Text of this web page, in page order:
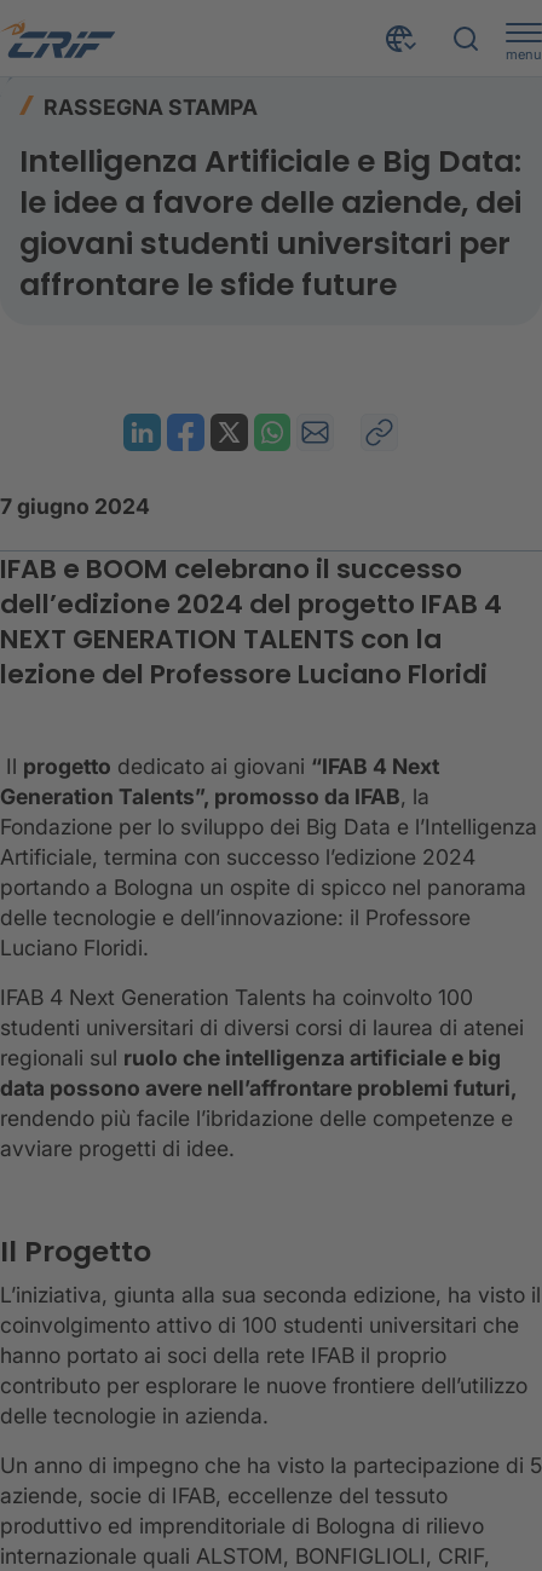
menu
RASSEGNA STAMPA
Intelligenza Artificiale e Big Data:
le idee a favore delle aziende, dei
giovani studenti universitari per
affrontare le sfide future
7 giugno 2024
IFAB e BOOM celebrano il successo
dell’edizione 2024 del progetto IFAB 4
NEXT GENERATION TALENTS con la
lezione del Professore Luciano Floridi
Il progetto dedicato ai giovani “IFAB 4 Next
Generation Talents”, promosso da IFAB, la
Fondazione per lo sviluppo dei Big Data e l’Intelligenza
Artificiale, termina con successo l’edizione 2024
portando a Bologna un ospite di spicco nel panorama
delle tecnologie e dell’innovazione: il Professore
Luciano Floridi.
IFAB 4 Next Generation Talents ha coinvolto 100
studenti universitari di diversi corsi di laurea di atenei
regionali sul ruolo che intelligenza artificiale e big
data possono avere nell’affrontare problemi futuri,
rendendo più facile l’ibridazione delle competenze e
avviare progetti di idee.
Il Progetto
L’iniziativa, giunta alla sua seconda edizione, ha visto il
coinvolgimento attivo di 100 studenti universitari che
hanno portato ai soci della rete IFAB il proprio
contributo per esplorare le nuove frontiere dell’utilizzo
delle tecnologie in azienda.
Un anno di impegno che ha visto la partecipazione di 5
aziende, socie di IFAB, eccellenze del tessuto
produttivo ed imprenditoriale di Bologna di rilievo
internazionale quali ALSTOM, BONFIGLIOLI, CRIF,